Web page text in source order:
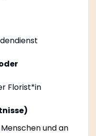
Florist*in
und an